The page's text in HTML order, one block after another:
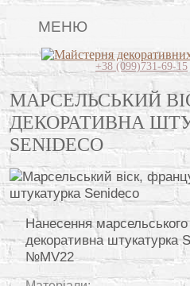
МЕНЮ
Lincrusta
Види штукатурок
Поклейка шпалер
Картини
Декоративні панно
Відео
Питання-відповідь
Про нас
+38 (099)731-69-15
МАРСЕЛЬСЬКИЙ
ДЕКОРАТИВНА
SENIDECO
Нанесення
декоративна штукатурка
№MV22